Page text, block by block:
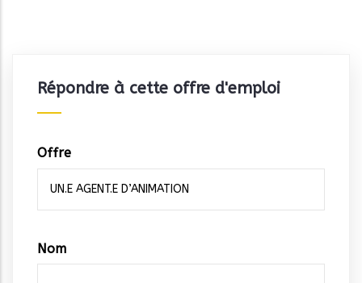
Répondre à cette offre d'emploi
Offre
Vos
Nom